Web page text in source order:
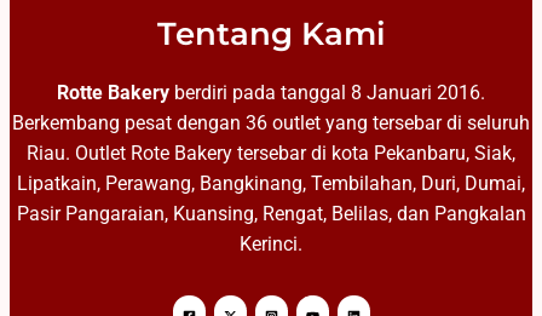
Tentang Kami
Rotte Bakery berdiri pada tanggal 8 Januari 2016.
Berkembang pesat dengan 36 outlet yang tersebar di seluruh
Riau. Outlet Rote Bakery tersebar di kota Pekanbaru, Siak,
Lipatkain, Perawang, Bangkinang, Tembilahan, Duri, Dumai,
Pasir Pangaraian, Kuansing, Rengat, Belilas, dan Pangkalan
Kerinci.